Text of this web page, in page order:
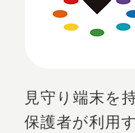
見守り端末を
保護者が利用